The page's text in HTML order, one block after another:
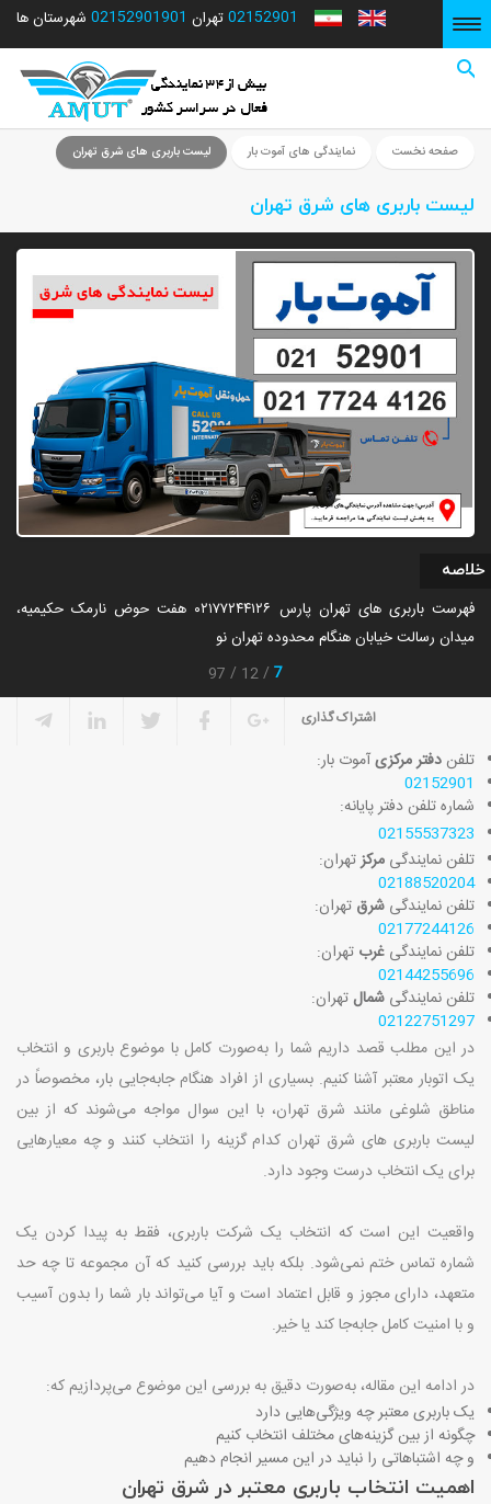
تهران 02152901901 02152901
صفحه نخست نمایندگی های آموت بار لیست باربری های شرق تهران
لیست باربری های شرق تهران
خلاصه
فهرست باربری های تهران پارس ۰۲۱۷۷۲۴۴۱۲۶ هفت حوض نارمک حکیمیه،
میدان رسالت خیابان هنگام محدوده تهران نو
7
12
97
اشتراک گذاری
تلفن دفتر مرکزیآموت بار:
02152901
شماره تلفن دفتر پایانه:
02155537323
تلفن نمایندگی مرکزتهران:
02188520204
:تلفن نمایندگی شرق تهران
02177244126
تلفن نمایندگی غرب تهران:
02144255696
تلفن نمایندگی شمال تهران:
02122751297
در این مطلب قصد داریم شما را به‌صورت کامل با موضوع باربری و انتخاب
یک اتوبار معتبر آشنا کنیم. بسیاری از افراد هنگام جابه‌جایی بار، مخصوصاً در
مناطق شلوغی مانند شرق تهران، با این سوال مواجه می‌شوند که از بین
لیست باربری های شرق تهران کدام گزینه را انتخاب کنند و چه معیارهایی
برای یک انتخاب درست وجود دارد.
واقعیت این است که انتخاب یک شرکت باربری، فقط به پیدا کردن یک
شماره تماس ختم نمی‌شود. بلکه باید بررسی کنید که آن مجموعه تا چه حد
متعهد، دارای مجوز و قابل اعتماد است و آیا می‌تواند بار شما را بدون آسیب
و با امنیت کامل جابه‌جا کند یا خیر.
در ادامه این مقاله، به‌صورت دقیق به بررسی این موضوع می‌پردازیم که:
یک باربری معتبر چه ویژگی‌هایی دارد
چگونه از بین گزینه‌های مختلف انتخاب کنیم
و چه اشتباهاتی را نباید در این مسیر انجام دهیم
اهمیت انتخاب باربری معتبر در شرق تهران